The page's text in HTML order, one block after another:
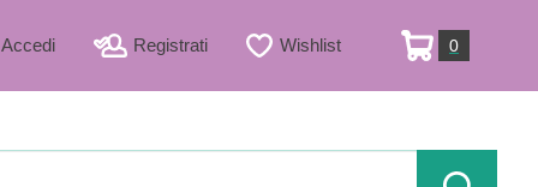
Accedi Registrati Wishlist 0
ARTICOLI